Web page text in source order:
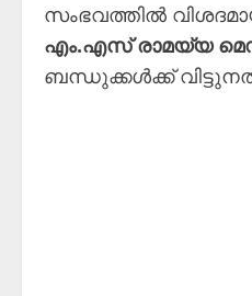
സംഭവത്തിൽ
എം.എസ് രാമയ്യ
ബന്ധുക്കൾക്ക്